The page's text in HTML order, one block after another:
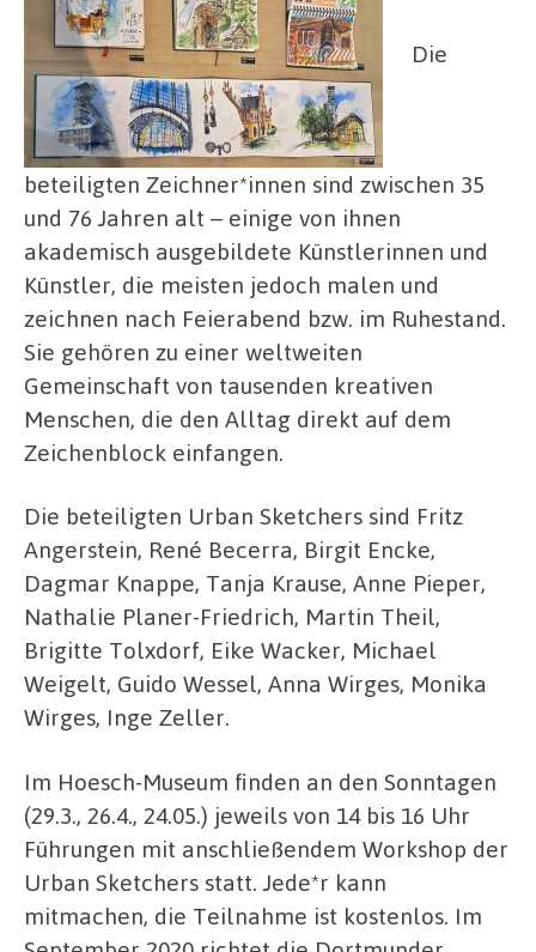
Die
beteiligten Zeichner*innen sind zwischen 35
und 76 Jahren alt – einige von ihnen
akademisch ausgebildete Künstlerinnen und
Künstler, die meisten jedoch malen und
zeichnen nach Feierabend bzw. im Ruhestand.
Sie gehören zu einer weltweiten
Gemeinschaft von tausenden kreativen
Menschen, die den Alltag direkt auf dem
Zeichenblock einfangen.
Die beteiligten Urban Sketchers sind Fritz
Angerstein, René Becerra, Birgit Encke,
Dagmar Knappe, Tanja Krause, Anne Pieper,
Nathalie Planer-Friedrich, Martin Theil,
Brigitte Tolxdorf, Eike Wacker, Michael
Weigelt, Guido Wessel, Anna Wirges, Monika
Wirges, Inge Zeller.
Im Hoesch-Museum finden an den Sonntagen
(29.3., 26.4., 24.05.) jeweils von 14 bis 16 Uhr
Führungen mit anschließendem Workshop der
Urban Sketchers statt. Jede*r kann
mitmachen, die Teilnahme ist kostenlos. Im